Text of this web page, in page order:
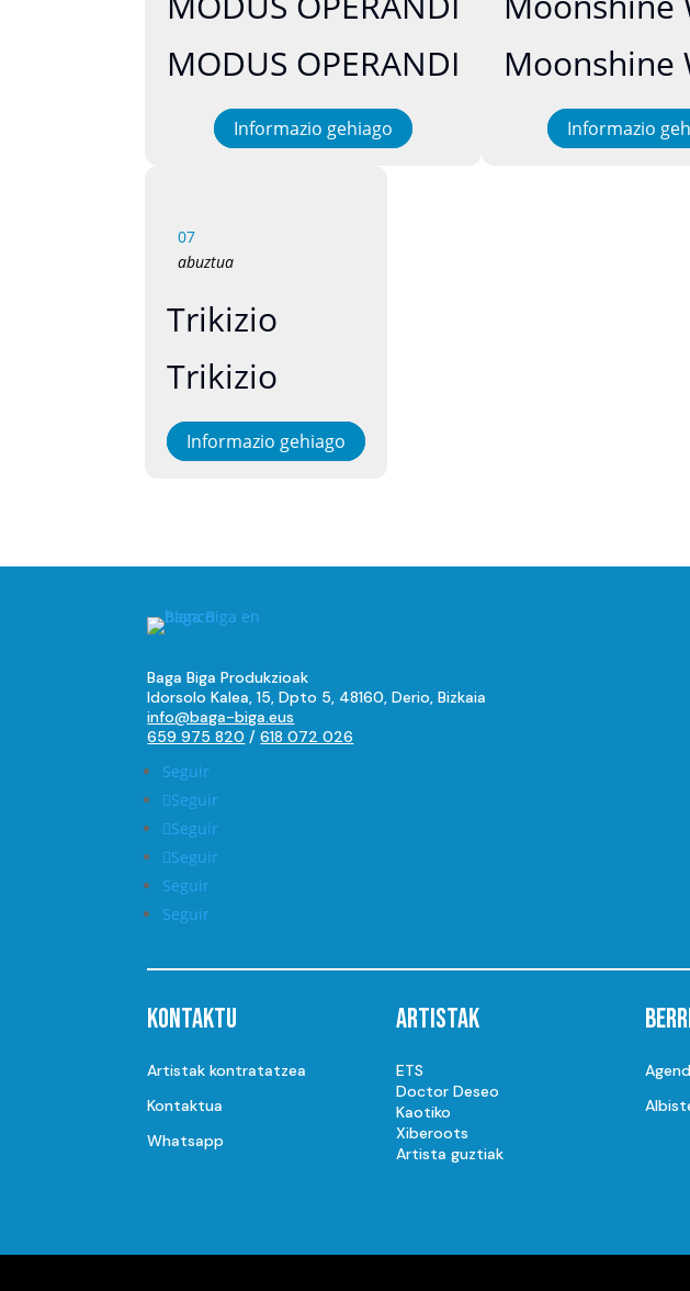
MODUS OPERANDI
Informazio gehiago
Moonshine
Informazio
07
abuztua
Trikizio
Trikizio
Informazio gehiago
Baga Biga Produkzioak
Idorsolo Kalea, 15, Dpto 5, 48160, Derio, Bizkaia
info@baga-biga.eus
659 975 820 /618 072 026
Seguir
Seguir
Seguir
Seguir
Seguir
Seguir
Kontaktu
Artistak kontratatzea
Kontaktua
Whatsapp
Artistak
ETS
Doctor Deseo
Kaotiko
Xiberoots
Artista guztiak